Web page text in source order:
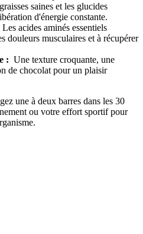
saines et les glucides
d'énergie constante.
Les acides aminés essentiels
douleurs musculaires et à récupérer
: Une texture croquante, une
de chocolat pour un plaisir
une à deux barres dans les 30
ou votre effort sportif pour